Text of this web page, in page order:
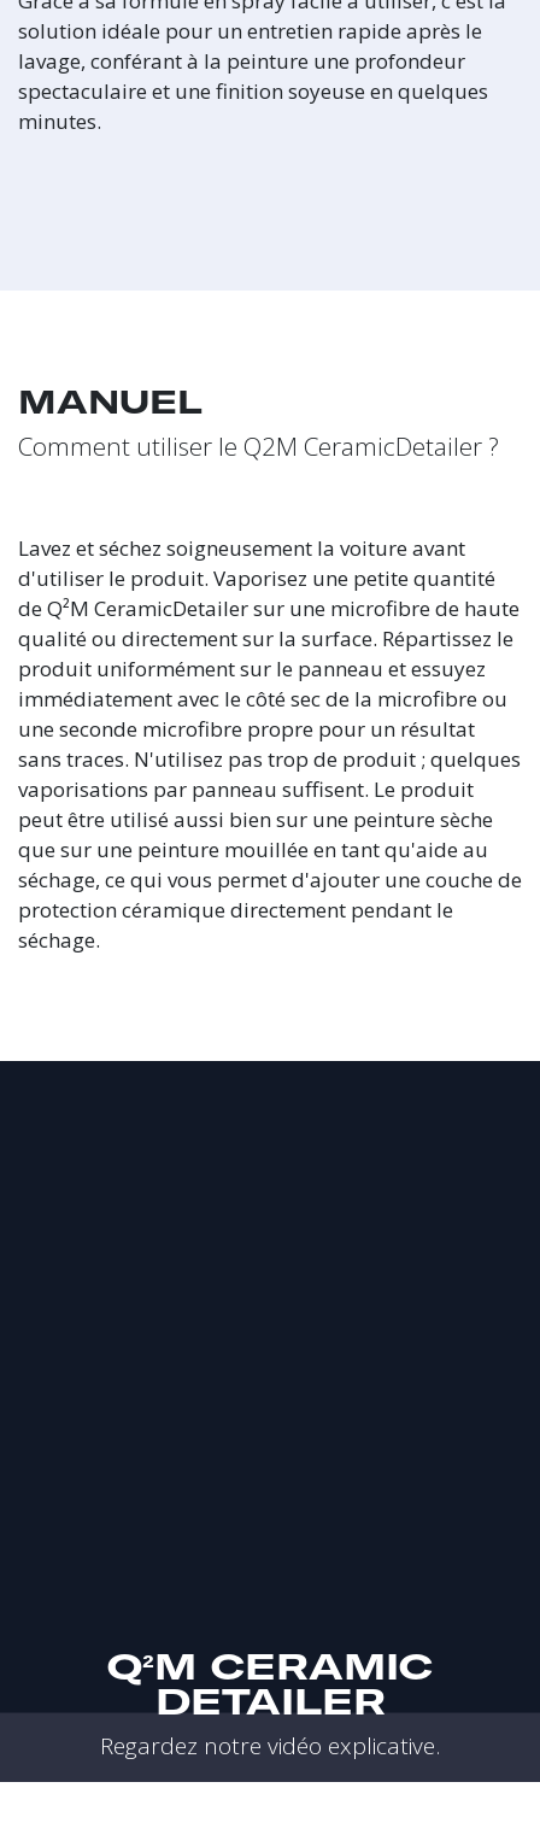
solution idéale pour un entretien rapide après le
lavage, conférant à la peinture une profondeur
spectaculaire et une finition soyeuse en quelques
minutes.
MANUEL
Comment utiliser le Q2M CeramicDetailer ?
Lavez et séchez soigneusement la voiture avant
d'utiliser le produit. Vaporisez une petite quantité
de Q²M CeramicDetailer sur une microfibre de haute
qualité ou directement sur la surface. Répartissez le
produit uniformément sur le panneau et essuyez
immédiatement avec le côté sec de la microfibre ou
une seconde microfibre propre pour un résultat
sans traces. N'utilisez pas trop de produit ; quelques
vaporisations par panneau suffisent. Le produit
peut être utilisé aussi bien sur une peinture sèche
que sur une peinture mouillée en tant qu'aide au
séchage, ce qui vous permet d'ajouter une couche de
protection céramique directement pendant le
séchage.
Q²M CERAMIC
DETAILER
Regardez notre vidéo explicative.